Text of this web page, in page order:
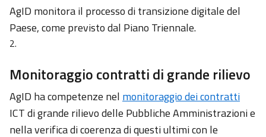
AgID monitora il processo di transizione digitale del
Paese, come previsto dal Piano Triennale.
Monitoraggio contratti di grande rilievo
AgID ha competenze nel monitoraggio dei contratti
ICT di grande rilievo delle Pubbliche Amministrazioni e
nella verifica di coerenza di questi ultimi con le